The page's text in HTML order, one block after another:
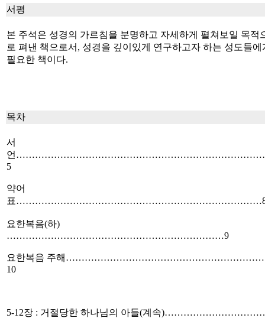
서평
본 주석은 성경의 가르침을 분명하고 자세하게 펼쳐보일 목적
로 펴낸 책으로서, 성경을 깊이있게 연구하고자 하는 성도들에
필요한 책이다.
목차
서
언
5
약어
표
요한복음(하)
……………………………………………………………9
요한복음 주해………………………………………………………
10
5-12장 : 거절당한 하나님의 아들(계속